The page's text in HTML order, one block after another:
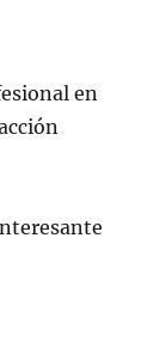
en